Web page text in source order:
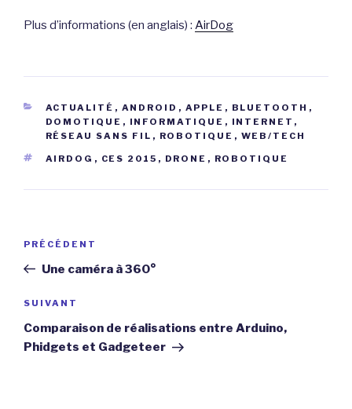
Plus d’informations (en anglais) : AirDog
CATÉGORIES
ACTUALITÉ , ANDROID , APPLE , BLUETOOTH ,
DOMOTIQUE , INFORMATIQUE , INTERNET ,
RÉSEAU SANS FIL , ROBOTIQUE , WEB/TECH
ÉTIQUETTES
AIRDOG , CES 2015 , DRONE , ROBOTIQUE
Navigation
l’article
Article
précédent
PRÉCÉDENT
Une caméra à 360°
Article
suivant
SUIVANT
Comparaison de réalisations entre Arduino,
Phidgets et Gadgeteer